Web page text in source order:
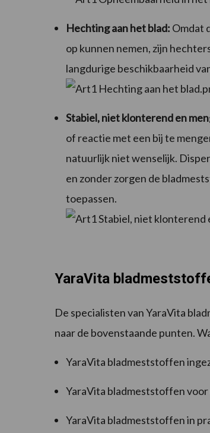
Hechting aan het blad: Omdat
op kunnen nemen, zijn
langdurige beschikbaarheid
Stabiel, niet klonterend en
of reactie met een bij te
natuurlijk niet wenselijk.
en zonder zorgen de
toepassen.
YaraVita
De specialisten van YaraVita
naar de bovenstaande punten.
YaraVita bladmeststoffen
YaraVita bladmeststoffen
YaraVita bladmeststoffen in